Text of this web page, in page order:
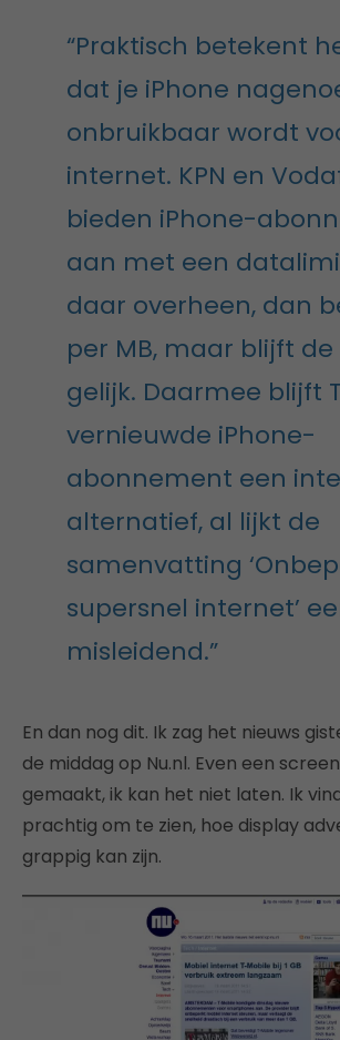
“Praktisch betekent
dat je iPhone
onbruikbaar wordt
internet. KPN en
bieden iPhone-
aan met een
daar overheen, dan
per MB, maar blijft
gelijk. Daarmee blijft
vernieuwde iPhone-
abonnement een
alternatief, al lijkt de
samenvatting
supersnel internet’
misleidend.”
En dan nog dit. Ik zag het nieuws
de middag op Nu.nl. Even een
gemaakt, ik kan het niet laten. Ik
prachtig om te zien, hoe display
grappig kan zijn.